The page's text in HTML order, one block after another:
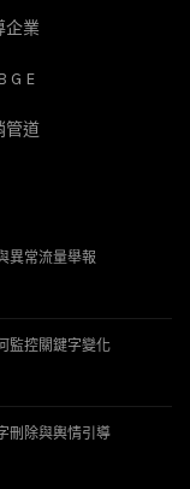
企業
G E
管道
異常流量舉報
監控關鍵字變化
刪除與輿情引導